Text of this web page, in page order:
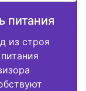
питания
из строя